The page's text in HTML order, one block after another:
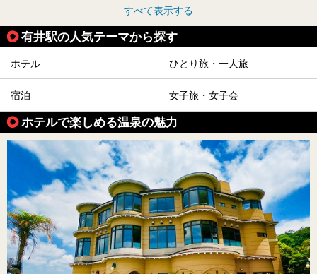
すべて表示する
有井駅の人気テーマから探す
ホテル ひとり旅・一人旅
宿泊 女子旅・女子会
ホテルで楽しめる温泉の魅力